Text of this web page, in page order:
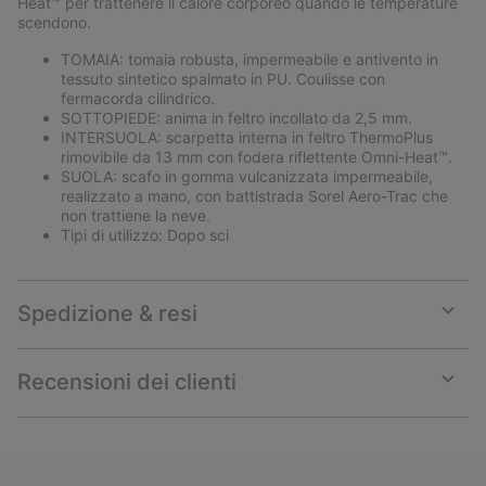
scendono.
TOMAIA: tomaia robusta, impermeabile e antivento in
tessuto sintetico spalmato in PU. Coulisse con
fermacorda cilindrico.
SOTTOPIEDE: anima in feltro incollato da 2,5 mm.
INTERSUOLA: scarpetta interna in feltro ThermoPlus
rimovibile da 13 mm con fodera riflettente Omni-Heat™.
SUOLA: scafo in gomma vulcanizzata impermeabile,
realizzato a mano, con battistrada Sorel Aero-Trac che
non trattiene la neve.
Tipi di utilizzo: Dopo sci
Spedizione & resi
or
Recensioni dei clienti
or